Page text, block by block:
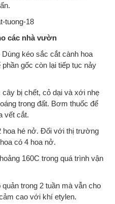
các nhà vườn
kéo sắc cắt cành hoa
gốc còn lại tiếp tục nảy
bị chết, cỏ dại và xới nhẹ
trong đất. Bơm thuốc để
vết cắt.
hoa hé nở. Đối với thị trường
có 4 hoa nở.
160C trong quá trình vận
trong 2 tuần mà vẫn cho
cao với khí etylen.